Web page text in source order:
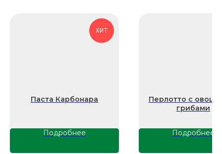
ХИТ
Паста Карбонара
Подробнее
Перлотто с
грибами
Подробнее
Академика Скрябина, д. 9, корп. 2, стр.